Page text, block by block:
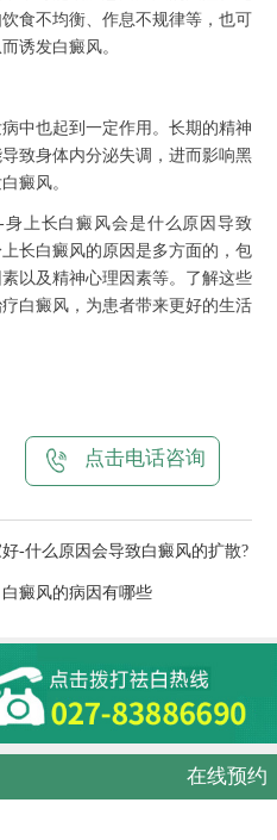
食不均衡、作息不规律等，也可
诱发白癜风。
也起到一定作用。长期的精神
致身体内分泌失调，进而影响黑
癜风。
上长白癜风会是什么原因导致
上长白癜风的原因是多方面的，包
以及精神心理因素等。了解这些
白癜风，为患者带来更好的生活
点击电话咨询
-什么原因会导致白癜风的扩散?
癜风的病因有哪些
在线预约